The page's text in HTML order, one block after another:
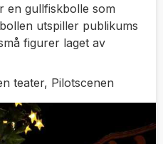
en gullfiskbolle som
utspiller publikums
figurer laget av
teater, Pilotscenen